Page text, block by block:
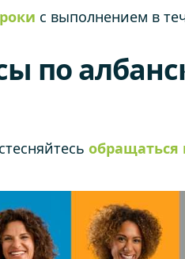
с выполнением в
по
обращаться